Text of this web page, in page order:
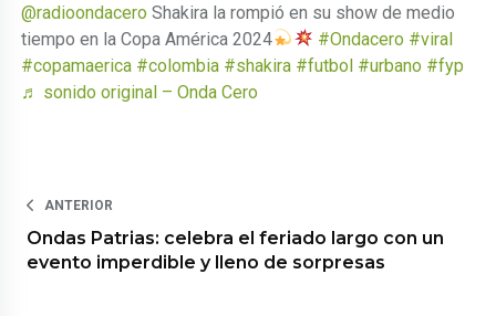
@radioondacero Shakira la rompió en su show de medio
tiempo en la Copa América 2024
#Ondacero #viral
#copamaerica #colombia #shakira #futbol #urbano #fyp
♬ sonido original – Onda Cero
ANTERIOR
Ondas Patrias: celebra el feriado largo con un
evento imperdible y lleno de sorpresas